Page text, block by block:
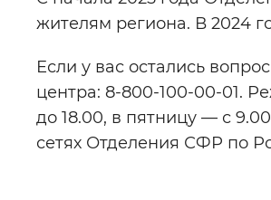
жителям региона. В 2024
Если у вас остались
центра: 8-800-100-00-01.
до 18.00, в пятницу — с
сетях Отделения СФР по